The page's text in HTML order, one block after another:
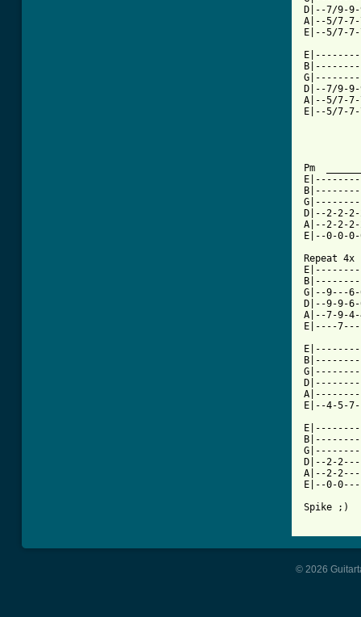
D|--7/9-
A|--5/7-
E|--5/7-
D|--7/9-
A|--5/7-
E|--5/7-
Pm
D|--2-2-
A|--2-2-
E|--0-0-
Repeat 4x
G|--9---
D|--9-9-
A|--7-9-
E|----
E|--4-5-
D|--2-
A|--2-
E|--0-
Spike ;)
© 2026